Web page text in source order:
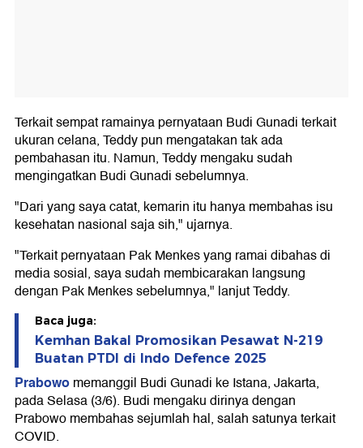
Terkait sempat ramainya pernyataan Budi Gunadi terkait
ukuran celana, Teddy pun mengatakan tak ada
pembahasan itu. Namun, Teddy mengaku sudah
mengingatkan Budi Gunadi sebelumnya.
"Dari yang saya catat, kemarin itu hanya membahas isu
kesehatan nasional saja sih," ujarnya.
"Terkait pernyataan Pak Menkes yang ramai dibahas di
media sosial, saya sudah membicarakan langsung
dengan Pak Menkes sebelumnya," lanjut Teddy.
Baca juga:
Kemhan Bakal Promosikan Pesawat N-219
Buatan PTDI di Indo Defence 2025
Prabowomemanggil Budi Gunadi ke Istana, Jakarta,
pada Selasa (3/6). Budi mengaku dirinya dengan
Prabowo membahas sejumlah hal, salah satunya terkait
COVID.